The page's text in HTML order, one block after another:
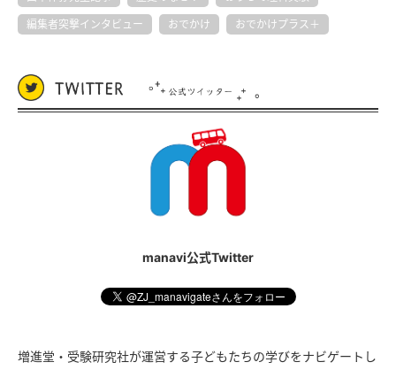
編集者突撃インタビュー おでかけ おでかけプラス＋
manavi公式Twitter
増進堂・受験研究社が運営する子どもたちの学びをナビゲートし